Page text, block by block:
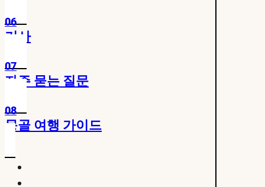
06
기사
07
자주 묻는 질문
08
몽골 여행 가이드